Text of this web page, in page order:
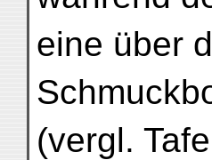
eine über
(vergl.